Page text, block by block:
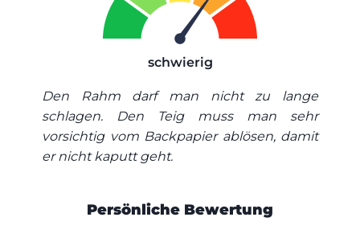
schwierig
Den Rahm darf man nicht zu lange
schlagen. Den Teig muss man sehr
vorsichtig vom Backpapier ablösen, damit
er nicht kaputt geht.
Persönliche Bewertung